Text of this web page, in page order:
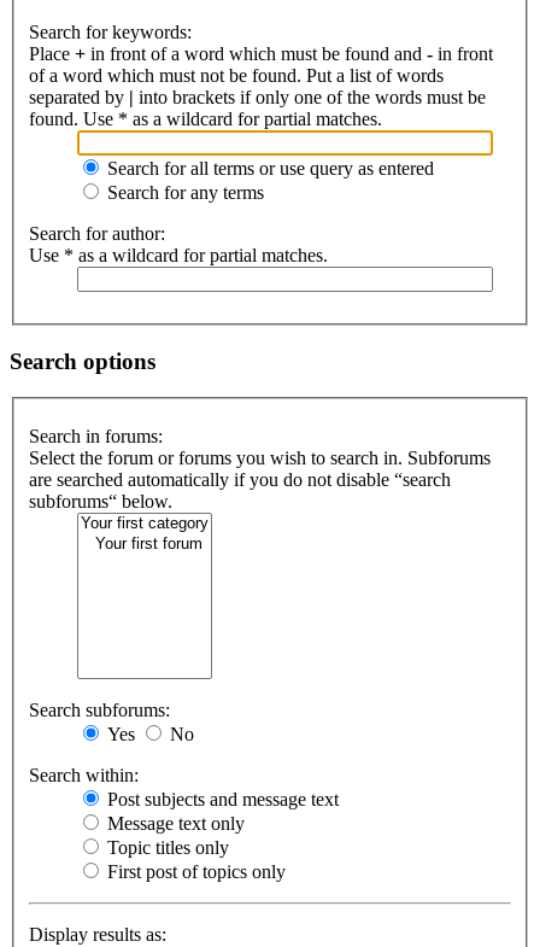
Search for keywords:
Place + in front of a word which must be found and - in front
of a word which must not be found. Put a list of words
separated by | into brackets if only one of the words must be
found. Use * as a wildcard for partial matches.
Search for all terms or use query as entered
Search for any terms
Search for author:
Use * as a wildcard for partial matches.
Search options
Search in forums:
Select the forum or forums you wish to search in. Subforums
are searched automatically if you do not disable “search
subforums“ below.
Search subforums:
Yes
No
Search within:
Post subjects and message text
Message text only
Topic titles only
First post of topics only
Display results as: